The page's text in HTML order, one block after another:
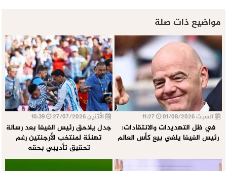
مواضيع ذات صلة
السبت 01/08/2026
في ظل التهديدات والانتقادات:
رئيس الفيفا يلغي بيع كأس العالم
الأثنين 27/07/2026
جدل يلاحق رئيس الفيفا بعد رسالة
تهنئة لمنتخب الأرجنتين رغم
تحقيق تأديبي بحقه